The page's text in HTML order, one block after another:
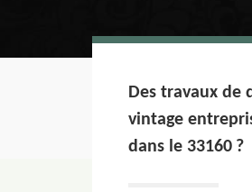
Des travaux de
vintage
dans le 33160 ?